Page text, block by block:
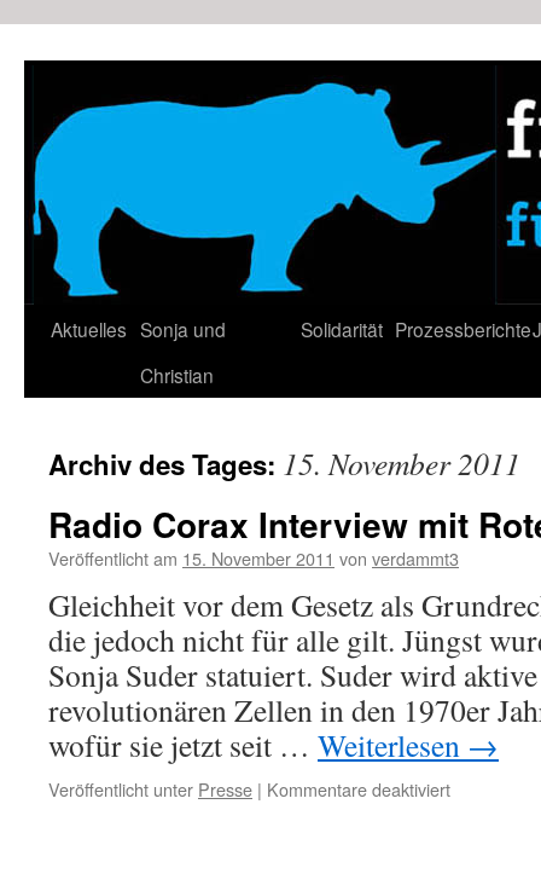
Aktuelles Sonja und
Christian
Solidarität Prozessberichte
Archiv des Tages: 15. November 2011
Radio Corax Interview mit
Veröffentlicht am 15. November 2011 von verdammt3
Gleichheit vor dem Gesetz als
die jedoch nicht für alle gilt. Jüngst
Sonja Suder statuiert. Suder wird
revolutionären Zellen in den 1970er
wofür sie jetzt seit … Weiterlesen →
Veröffentlicht unter Presse | Kommentare deaktiviertfür